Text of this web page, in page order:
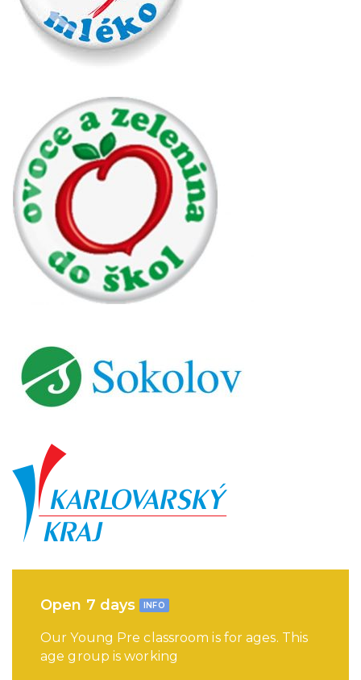
Open 7 days INFO
Our Young Pre classroom is for ages. This
age group is working